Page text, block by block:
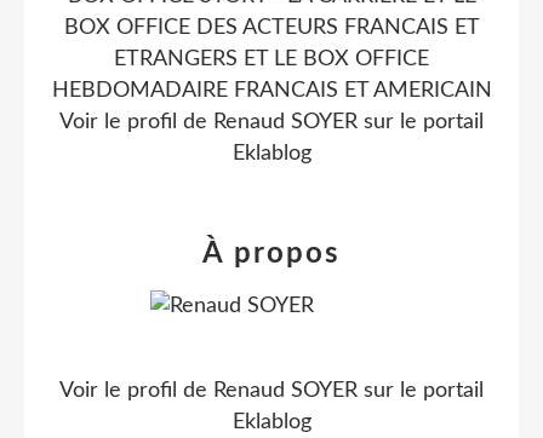
BOX OFFICE DES ACTEURS FRANCAIS ET
ETRANGERS ET LE BOX OFFICE
HEBDOMADAIRE FRANCAIS ET AMERICAIN
Voir le profil de Renaud SOYER sur le portail
Eklablog
À propos
Voir le profil de Renaud SOYER sur le portail
Eklablog